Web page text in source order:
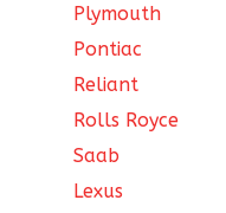
Plymouth
Pontiac
Reliant
Rolls Royce
Saab
Lexus